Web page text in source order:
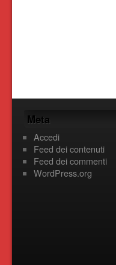
Meta
Accedi
Feed dei contenuti
Feed dei commenti
WordPress.org